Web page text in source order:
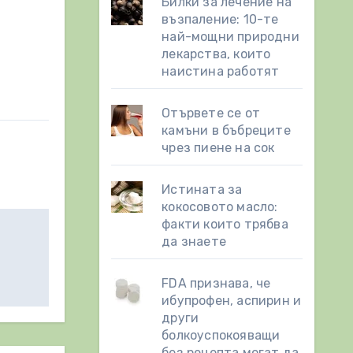
възпаление: 10-те
най-мощни природни
лекарства, които
наистина работят
Отървете се от
камъни в бъбреците
чрез пиене на сок
Истината за
кокосовото масло:
факти които трябва
да знаете
FDA признава, че
ибупрофен, аспирин и
други
болкоуспокояващи